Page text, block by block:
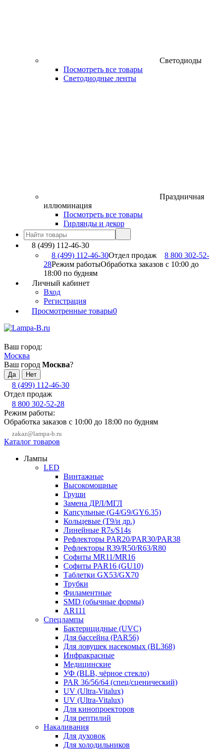
Светодиоды
Посмотреть все товары
Светодиодные ленты
Праздничная
иллюминация
Посмотреть все товары
Гирлянды и декор
8 (499) 112-46-30
8 (499) 112-46-30Отдел продаж
8 800 302-52-
28Режим работыОбработка заказов с 10:00 до
18:00 по будням
Личный кабинет
Вход
Регистрация
Просмотренные товары0
Ваш город:
Москва
Ваш город Москва?
8 (499) 112-46-30
Отдел продаж
8 800 302-52-28
Режим работы:
Обработка заказов с 10:00 до 18:00 по будням
zakaz@lampa-b.ru
Каталог товаров
Лампы
LED
Винтажные
Высокомощные
Груши
Замена ДРЛ/МГЛ
Капсульные (G4/G9/GY6.35)
Кольцевые (T9/и др.)
Линейные R7s/S14s
Рефлекторы PAR20/PAR30/PAR38
Рефлекторы R39/R50/R63/R80
Софиты MR11/MR16
Софиты PAR16 (GU10)
Таблетки GX53/GX70
Трубки
Филаментные
SMD (обычные формы)
AR111
Спецлампы
Бактерицидные (UVC)
Для бассейна (PAR56)
Для ловушек насекомых (BL368)
Инфракрасные
Медицинские
УФ (BLB, чёрное стекло)
PAR 36/56/64 (спец/сценический)
UV (Ultra‑Vitalux)
UV (Ultra-Vitalux)
Для кинопроекторов
Для рептилий
Накаливания
Для духовок
Для холодильников